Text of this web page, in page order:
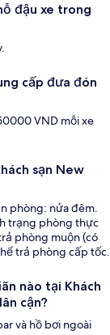
đậu xe trong
cấp đưa đón
VND mỗi xe
sạn New
phòng: nửa đêm.
trạng phòng thực
phòng muộn (có
trả phòng cấp tốc.
nào tại Khách
cận?
và hồ bơi ngoài